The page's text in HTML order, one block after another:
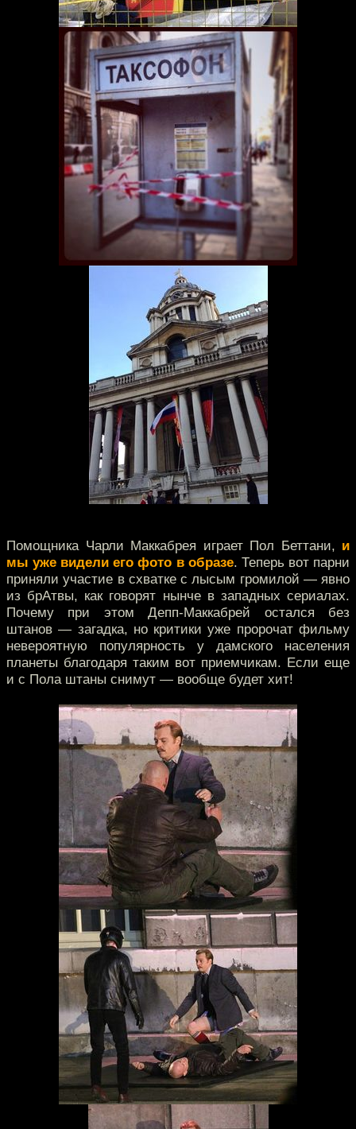
Помощника Чарли Маккабрея играет Пол Беттани, и
мы уже видели его фото в образе. Теперь вот парни
приняли участие в схватке с лысым громилой — явно
из брАтвы, как говорят нынче в западных сериалах.
Почему при этом Депп-Маккабрей остался без
штанов — загадка, но критики уже пророчат фильму
невероятную популярность у дамского населения
планеты благодаря таким вот приемчикам. Если еще
и с Пола штаны снимут — вообще будет хит!